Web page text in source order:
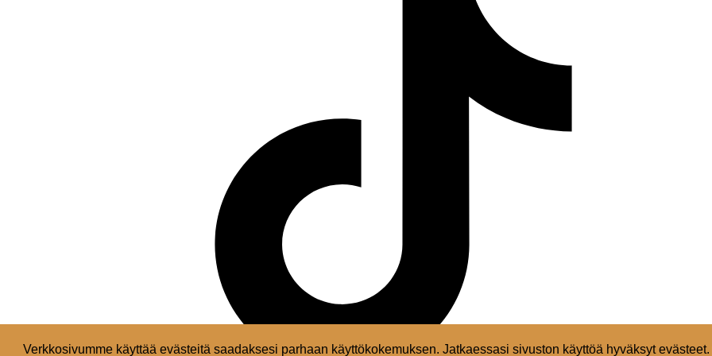
Verkkosivumme käyttää evästeitä saadaksesi parhaan käyttökokemuksen. Jatkaessasi sivuston käyttöä hyväksyt evästeet.